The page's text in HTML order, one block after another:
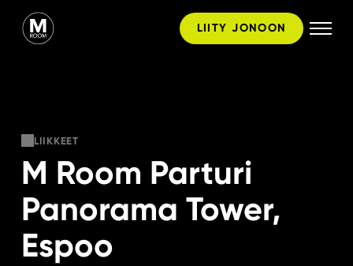
Hyppää
sisältöön
LIITY JONOON
LIIKKEET
M Room Parturi
Panorama Tower,
Espoo